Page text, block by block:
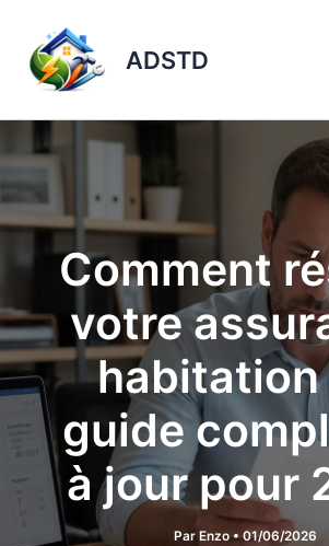
contenu
ADSTD
Comment
votre
habitation
guide
à jour pour
Par Enzo • 01/06/2026